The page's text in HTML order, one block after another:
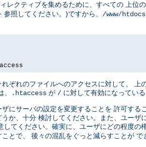
レクティブを集めるために、すべての 上位
参照してください。)ですから、 /www/
ぞれのファイルへのアクセスに対して、
.htaccess が / に対して有効になってい
にサーバの設定を変更することを 許可す
か、十分 検討してください。また、ユー
てください。確実に、ユーザにどの程度の
とで、 後々の混乱をぐっと減らすことが で